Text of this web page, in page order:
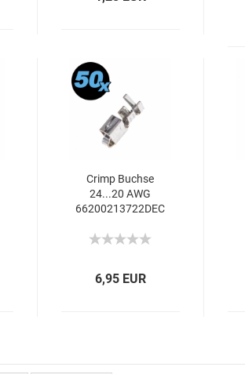
Crimp Buch­se
24...20 AWG
66200213722DEC
6,95 EUR